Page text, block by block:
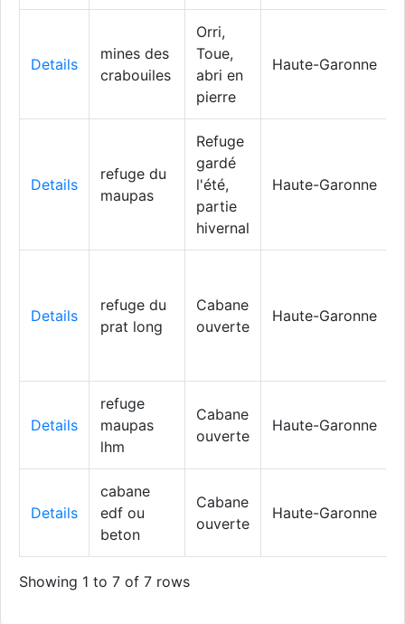
Details
mines des
crabouiles
Orri,
Toue,
abri en
pierre
Haute-Garonne
Details
refuge du
maupas
Refuge
gardé
l'été,
partie
hivernal
Haute-Garonne
Details
refuge du
prat long
Cabane
ouverte
Haute-Garonne
Details
refuge
maupas
lhm
Cabane
ouverte
Haute-Garonne
Details
cabane
edf ou
beton
Cabane
ouverte
Haute-Garonne
Showing 1 to 7 of 7 rows